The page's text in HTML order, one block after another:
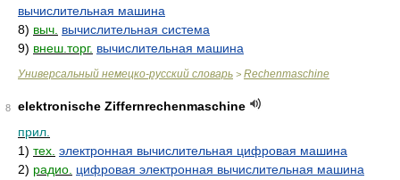
вычислительная машина
8) выч. вычислительная система
9) внеш.торг. вычислительная машина
Универсальный немецко-русский словарь > Rechenmaschine
8
elektronische Ziffernrechenmaschine
прил.
1) тех. электронная вычислительная цифровая машина
2) радио. цифровая электронная вычислительная машина